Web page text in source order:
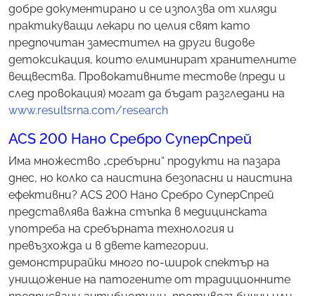
добре документирано и се използва от хиляди
практикуващи лекари по целия свят като
предпочитан заместител на други видове
детоксикация, които елиминират хранителните
вещвества. Провокативните тестове (преди и
след провокация) могат да бъдат разгледани на
www.resultsrna.com/research
ACS 200 Нано Сребро СуперСпрей
Има множество „сребърни“ продукти на пазара
днес, но колко са наистина безопасни и наистина
ефективни? ACS 200 Нано Сребро СуперСпрей
представлява важна стъпка в медицинската
употреба на сребърната технология и
превъзхожда и в двете категории,
демонстрирайки много по-широк спектър на
унищожение на патогените от традиционните